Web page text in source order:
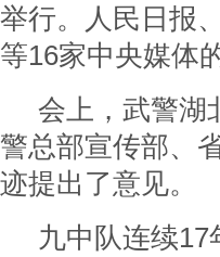
举行。人民日报
等16家中央媒体
会上，武警湖
警总部宣传部、
迹提出了意见。
九中队连续17